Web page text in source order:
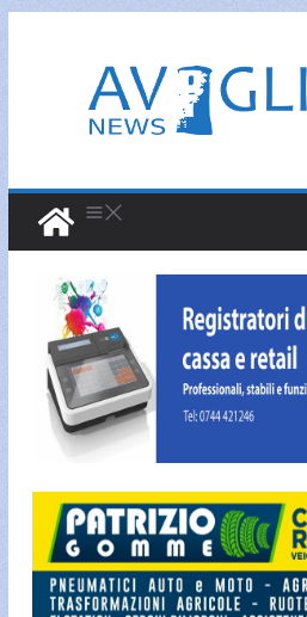
contenuto